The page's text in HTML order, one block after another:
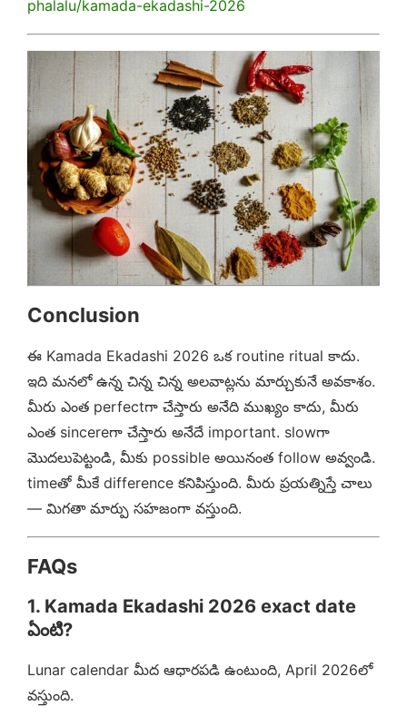
phalalu/kamada-ekadashi-2026
Conclusion
ఈ Kamada Ekadashi 2026 ఒక routine ritual కాదు.
ఇది మనలో ఉన్న చిన్న చిన్న అలవాట్లను మార్చుకునే అవకాశం.
మీరు ఎంత perfectగా చేస్తారు అనేది ముఖ్యం కాదు, మీరు
ఎంత sincereగా చేస్తారు అనేదే important. slowగా
మొదలుపెట్టండి, మీకు possible అయినంత follow అవ్వండి.
timeతో మీకే difference కనిపిస్తుంది. మీరు ప్రయత్నిస్తే చాలు
— మిగతా మార్పు సహజంగా వస్తుంది.
FAQs
1. Kamada Ekadashi 2026 exact date
ఏంటి?
Lunar calendar మీద ఆధారపడి ఉంటుంది, April 2026లో
వస్తుంది.